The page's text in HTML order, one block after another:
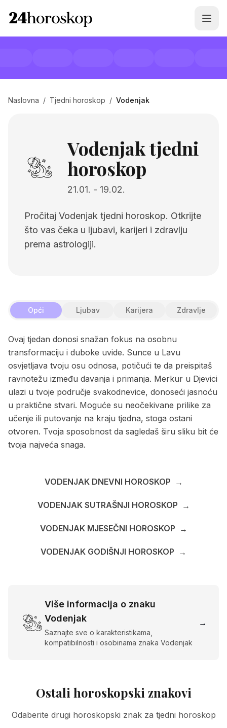
Naslovna / Tjedni horoskop / Vodenjak
Vodenjak tjedni
horoskop
21.01. - 19.02.
Pročitaj Vodenjak tjedni horoskop. Otkrijte
što vas čeka u ljubavi, karijeri i zdravlju
prema astrologiji.
Opći Ljubav Karijera Zdravlje
Ovaj tjedan donosi snažan fokus na osobnu
transformaciju i duboke uvide. Sunce u Lavu
osvjetljava tvoju osu odnosa, potičući te da preispitaš
ravnotežu između davanja i primanja. Merkur u Djevici
ulazi u tvoje područje svakodnevice, donoseći jasnoću
u praktične stvari. Moguće su neočekivane prilike za
učenje ili putovanje na kraju tjedna, stoga ostani
otvoren. Tvoja sposobnost da sagledaš širu sliku bit će
tvoja najveća snaga.
VODENJAK DNEVNI HOROSKOP →
VODENJAK SUTRAŠNJI HOROSKOP →
VODENJAK MJESEČNI HOROSKOP →
VODENJAK GODIŠNJI HOROSKOP →
Više informacija o znaku
Vodenjak
Saznajte sve o karakteristikama,
kompatibilnosti i osobinama znaka Vodenjak
→
Ostali horoskopski znakovi
Odaberite drugi horoskopski znak za tjedni horoskop